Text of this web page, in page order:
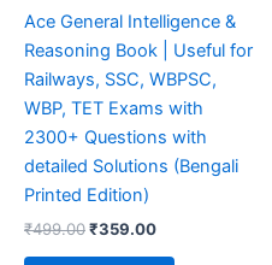
Ace General Intelligence &
Reasoning Book | Useful for
Railways, SSC, WBPSC,
WBP, TET Exams with
2300+ Questions with
detailed Solutions (Bengali
Printed Edition)
₹499.00₹359.00